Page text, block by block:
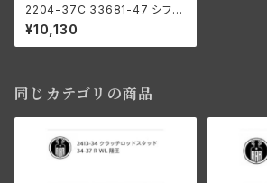
2204-37C 33681-47 シフタ
ーレバー クロームメッキ シフト
ノブ付き 1947年以降用
¥10,130
同じカテゴリの商品